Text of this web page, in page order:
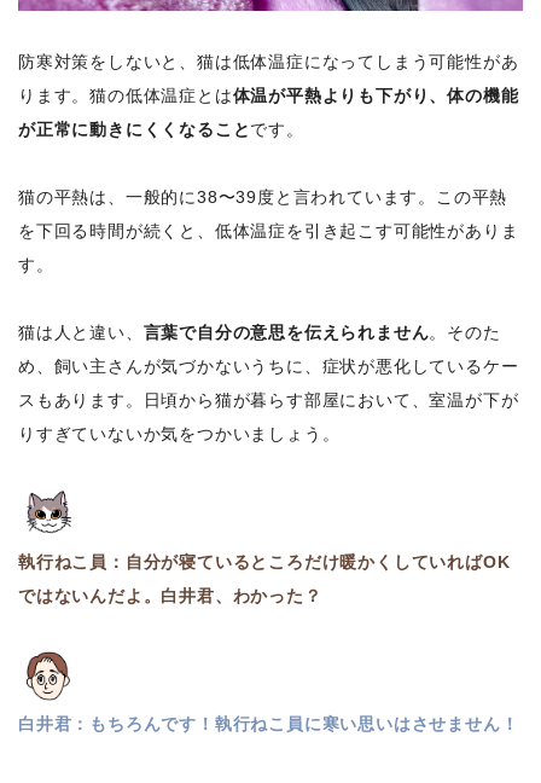
防寒対策をしないと、猫は低体温症になってしまう可能性があ
ります。猫の低体温症とは体温が平熱よりも下がり、体の機能
が正常に動きにくくなることです。
猫の平熱は、一般的に38〜39度と言われています。この平熱
を下回る時間が続くと、低体温症を引き起こす可能性がありま
す。
猫は人と違い、 言葉で自分の意思を伝えられません。そのた
め、飼い主さんが気づかないうちに、症状が悪化しているケー
スもあります。日頃から猫が暮らす部屋において、室温が下が
りすぎていないか気をつかいましょう。
執行ねこ員：自分が寝ているところだけ暖かくしていればOK
ではないんだよ。白井君、わかった？
白井君：もちろんです！執行ねこ員に寒い思いはさせません！